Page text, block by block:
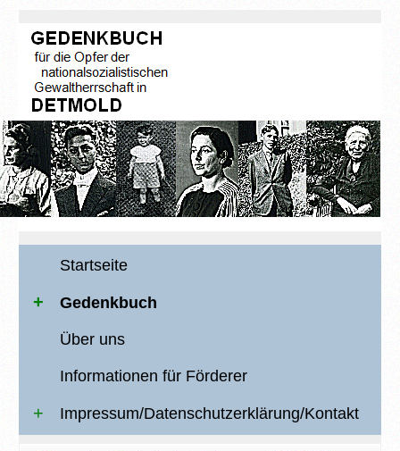
Startseite
Gedenkbuch
Über uns
Informationen für Förderer
Impressum/Datenschutzerklärung/Kontakt